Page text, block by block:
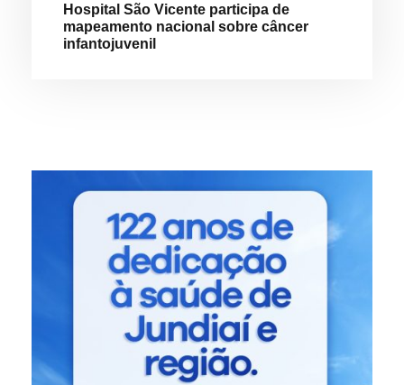
Hospital São Vicente participa de
mapeamento nacional sobre câncer
infantojuvenil